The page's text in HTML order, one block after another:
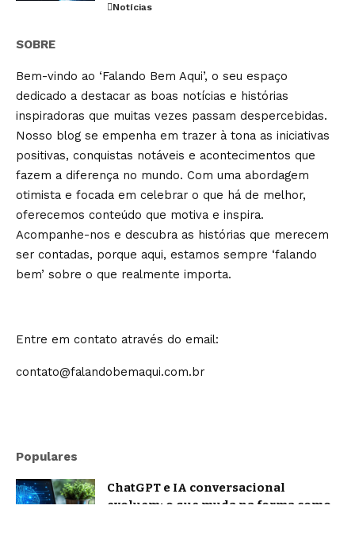
Notícias
SOBRE
Bem-vindo ao ‘Falando Bem Aqui’, o seu espaço
dedicado a destacar as boas notícias e histórias
inspiradoras que muitas vezes passam despercebidas.
Nosso blog se empenha em trazer à tona as iniciativas
positivas, conquistas notáveis e acontecimentos que
fazem a diferença no mundo. Com uma abordagem
otimista e focada em celebrar o que há de melhor,
oferecemos conteúdo que motiva e inspira.
Acompanhe-nos e descubra as histórias que merecem
ser contadas, porque aqui, estamos sempre ‘falando
bem’ sobre o que realmente importa.
Entre em contato através do email:
contato@falandobemaqui.com.br
Populares
ChatGPT e IA conversacional
evoluem: o que muda na forma como